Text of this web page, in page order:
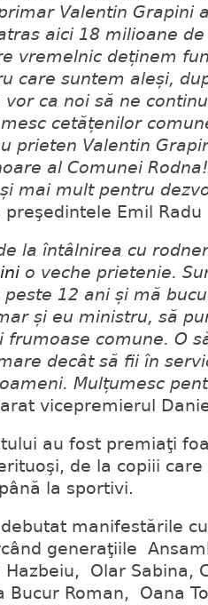
Valentin Grapini
aici 18 milioane
vremelnic deținem
care suntem aleși,
vor ca noi să ne
cetățenilor
prieten Valentin
al Comunei
mai mult pentru
preşedintele Emil Radu
la întâlnirea cu
o veche prietenie.
12 ani și mă
și eu ministru, să
frumoase comune. O
decât să fii în
Mulțumesc
vicepremierul
au fost premiaţi
de la copiii
la sportivi.
manifestările
generaţiile
Hazbeiu, Olar Sabina,
Bucur Roman, Oana